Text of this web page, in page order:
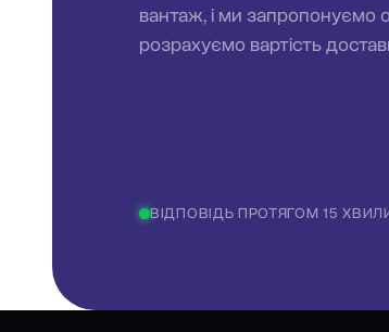
вантаж, і ми
розрахуємо вартість
ВІДПОВІДЬ ПРОТЯГОМ 15